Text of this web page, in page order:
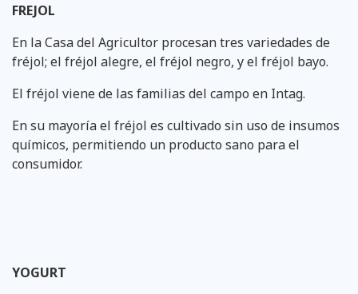
FREJOL
En la Casa del Agricultor procesan tres variedades de
fréjol; el fréjol alegre, el fréjol negro, y el fréjol bayo.
El fréjol viene de las familias del campo en Intag.
En su mayoría el fréjol es cultivado sin uso de insumos
químicos, permitiendo un producto sano para el
consumidor.
YOGURT